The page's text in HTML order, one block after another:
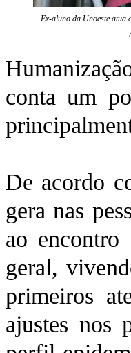
Ex-aluno da Unoeste atua
conta um
De acordo
gera nas
ao encontro
geral,
primeiros
ajustes nos